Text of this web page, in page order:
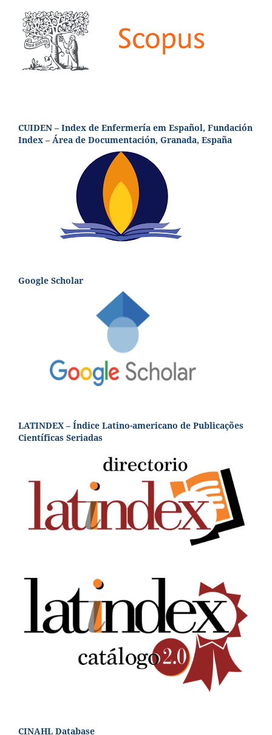
CUIDEN – Index de Enfermería em Español, Fundación
Index – Área de Documentación, Granada, España
Google Scholar
LATINDEX – Índice Latino-americano de Publicações
Científicas Seriadas
CINAHL Database